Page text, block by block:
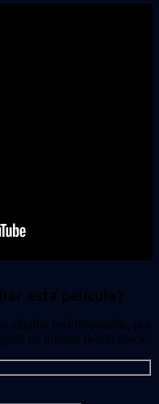
esta película?
alquilar está disponible, por
en nuestra tienda física.